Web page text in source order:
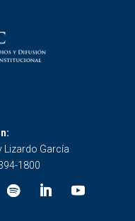
Lizardo García
1800